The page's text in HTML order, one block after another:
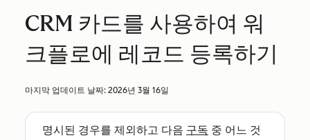
CRM 카드를 사용하여 워
크플로에 레코드 등록하기
마지막 업데이트 날짜: 2026년 3월 16일
명시된 경우를 제외하고 다음 구독 중 어느 것